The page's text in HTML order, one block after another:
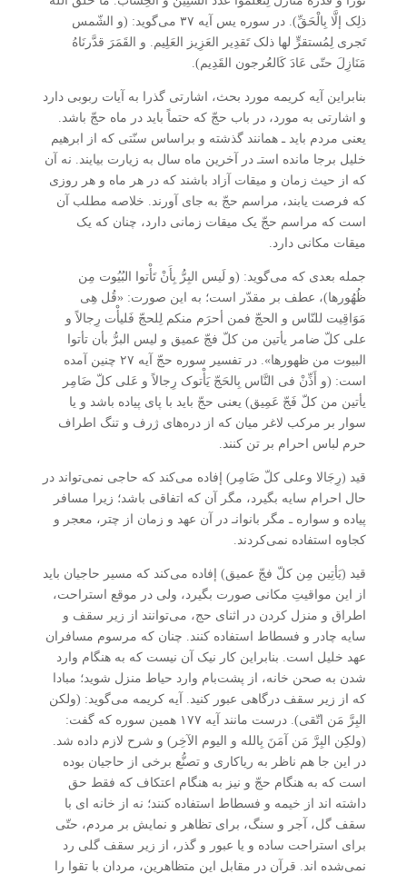
ذلِک إلَّا بِالْحَقِّ). در سوره یس آیه ۳۷ می‌گوید: (و الشّمس
تَجری لِمُستقرٍّ لها ذلک تَقدِیر العَزِیز العَلِیم. و القَمَرَ قدَّرنَاهُ
مَنَازِلَ حتّی عَادَ کَالعُرجون القَدِیم).
بنابراین آیه کریمه مورد بحث، اشارتی گذرا به آیات ربوبی دارد
و اشارتی به مورد، در باب حجّ که حتماً باید در ماه حجّ باشد.
یعنی مردم باید ـ همانند گذشته و براساس سنّتی که از ابرهیم
خلیل برجا مانده استـ در آخرین ماه سال به زیارت بیایند. نه آن
که از حیث زمان و میقات آزاد باشند که در هر ماه و هر روزی
که فرصت یابند، مراسم حجّ به جای آورند. خلاصه مطلب آن
است که مراسم حجّ یک میقات زمانی دارد، چنان که یک
میقات مکانی دارد.
جمله بعدی که می‌گوید: (و لَیس البِرُّ بِأَنْ تَأْتوا البُیُوت مِن
ظُهُورها)، عطف بر مقدّر است؛ به این صورت: «قُل هِی
مَوَاقِیت للنّاس و الحجّ فمن أحرَم منکم لِلحجّ فَلیأْت رِجالاً و
علی کلّ ضامر یأتین من کلّ فجّ عمیق و لیس البرُّ بأن تأتوا
البیوت من ظهورها». در تفسیر سوره حجّ آیه ۲۷ چنین آمده
است: (و أَذِّنْ فی النَّاس بِالحَجّ یَأْتوک رِجالاً و عَلی کلّ ضَامِر
یأتین من کلّ فَجّ عَمِیق) یعنی حجّ باید با پای پیاده باشد و یا
سوار بر مرکب لاغر میان که از دره‌های ژرف و تنگ اطراف
حرم لباس احرام بر تن کنند.
قید (رِجَالا وعلی کلّ ضَامِر) إفاده می‌کند که حاجی نمی‌تواند در
حال احرام سایه بگیرد، مگر آن که اتفاقی باشد؛ زیرا مسافر
پیاده و سواره ـ مگر بانوانـ در آن عهد و زمان از چتر، معجر و
کجاوه استفاده نمی‌کردند.
قید (یَأتِین مِن کلّ فجّ عمیق) إفاده می‌کند که مسیر حاجیان باید
از این مواقیتِ مکانی صورت بگیرد، ولی در موقع استراحت،
اطراق و منزل کردن در اثنای حج، می‌توانند از زیر سقف و
سایه چادر و فسطاط استفاده کنند. چنان که مرسوم مسافران
عهد خلیل است. بنابراین کار نیک آن نیست که به هنگام وارد
شدن به صحن خانه، از پشت‌بام وارد حیاط منزل شوید؛ مبادا
که از زیر سقف درگاهی عبور کنید. آیه کریمه می‌گوید: (ولکن
البِرَّ مَن اتّقی). درست مانند آیه ۱۷۷ همین سوره که گفت:
(ولکِن البِرَّ مَن آمَنَ بِالله و الیوم الآخِر) و شرح لازم داده شد.
در این جا هم ناظر به ریاکاری و تصنُّع برخی از حاجیان بوده
است که به هنگام حجّ و نیز به هنگام اعتکاف که فقط حق
داشته اند از خیمه و فسطاط استفاده کنند؛ نه از خانه ای با
سقف گل، آجر و سنگ، برای تظاهر و نمایش بر مردم، حتّی
برای استراحت ساده و یا عبور و گذر، از زیر سقف گلی رد
نمی‌شده اند. قرآن در مقابل این متظاهرین، مردان با تقوا را